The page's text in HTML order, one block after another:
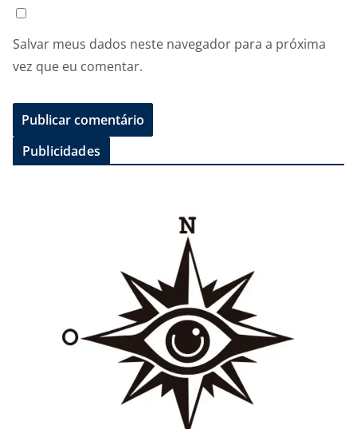
Salvar meus dados neste navegador para a próxima
vez que eu comentar.
Publicidades